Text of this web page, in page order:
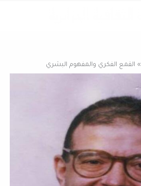
القمع الفكري والمفهوم البشري